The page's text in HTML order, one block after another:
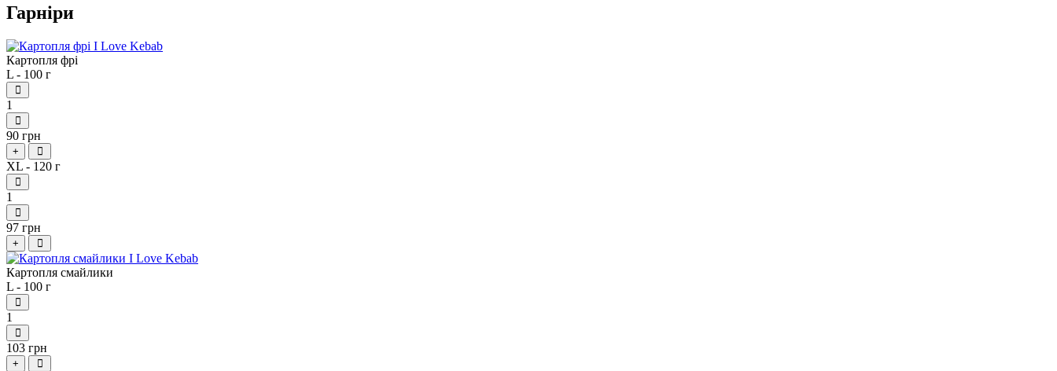
Гарніри
Картопля фрі
L - 100 г
1
90 грн
+
XL - 120 г
1
97 грн
+
Картопля смайлики
L - 100 г
1
103 грн
+